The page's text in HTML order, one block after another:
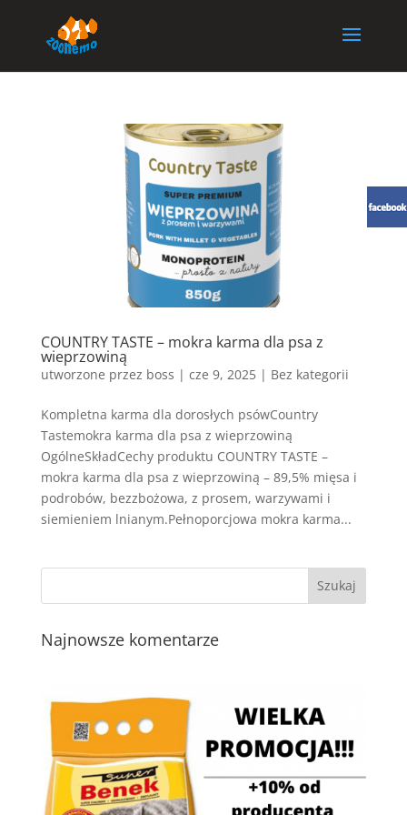
COUNTRY TASTE – mokra karma dla psa z
wieprzowiną
utworzone przez boss | cze 9, 2025| Bez kategorii
Kompletna karma dla dorosłych psówCountry
Tastemokra karma dla psa z wieprzowiną
OgólneSkładCechy produktu COUNTRY TASTE –
mokra karma dla psa z wieprzowiną – 89,5% mięsa i
podrobów, bezzbożowa, z prosem, warzywami i
siemieniem lnianym.Pełnoporcjowa mokra karma...
Najnowsze komentarze